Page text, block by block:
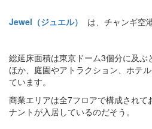
Jewel（ジュエル） は、チャンギ空
総延床面積は東京ドーム3個分に及
ほか、庭園やアトラクション、ホテ
ています。
商業エリアは全7フロアで構成され
ナントが入居しているのだそう。